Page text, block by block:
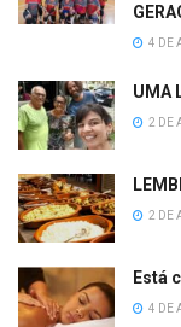
4 DE
UMA
2 DE
2 DE
Está
4 DE